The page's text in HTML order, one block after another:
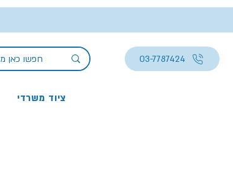
03-7787424
ציוד משרדי